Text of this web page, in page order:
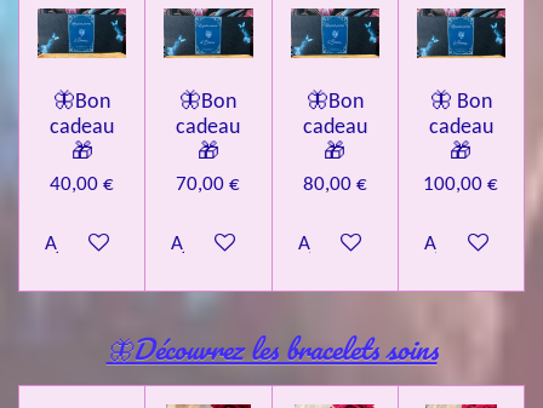
🦋Bon
cadeau
🎁
40,00 €
Ajouter au panier
🦋Bon
cadeau
🎁
70,00 €
Ajouter au panier
🦋Bon
cadeau
🎁
80,00 €
Ajouter au panier
🦋 Bon
cadeau
🎁
100,00 €
Ajouter au
🦋Découvrez les bracelets soins